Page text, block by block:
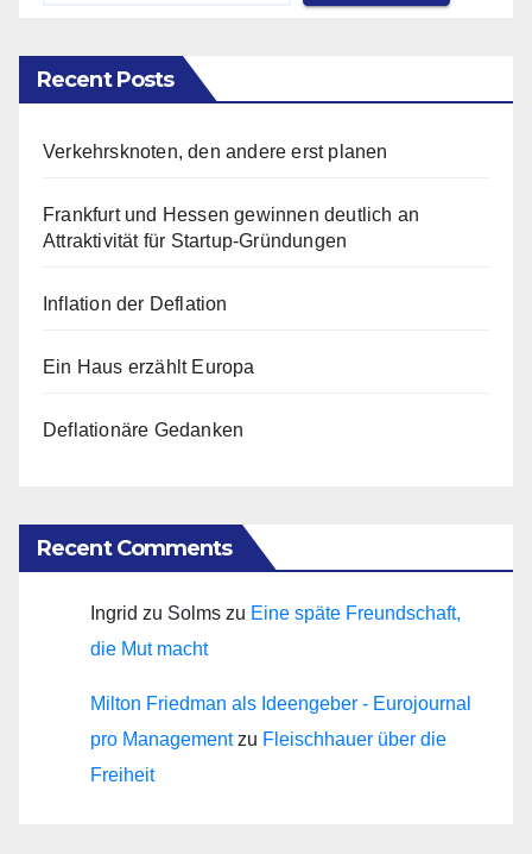
Recent Posts
Verkehrsknoten, den andere erst planen
Frankfurt und Hessen gewinnen deutlich an
Attraktivität für Startup-Gründungen
Inflation der Deflation
Ein Haus erzählt Europa
Deflationäre Gedanken
Recent Comments
Ingrid zu Solms zu Eine späte Freundschaft,
die Mut macht
Milton Friedman als Ideengeber - Eurojournal
pro Managementzu Fleischhauer über die
Freiheit